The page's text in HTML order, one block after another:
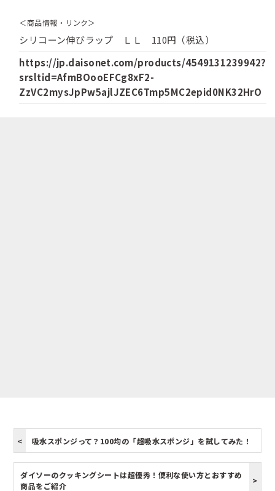
＜商品情報・リンク＞
シリコーン伸びラップ ＬＬ 110円（税込）
https://jp.daisonet.com/products/4549131239942?
srsltid=AfmBOooEFCg8xF2-
ZzVC2mysJpPw5ajlJZEC6Tmp5MC2epid0NK32HrO
吸水スポンジって？100均の「超吸水スポンジ」を試してみた！
ダイソーのクッキングシートは超優秀！便利な使い方とおすすめ
商品をご紹介